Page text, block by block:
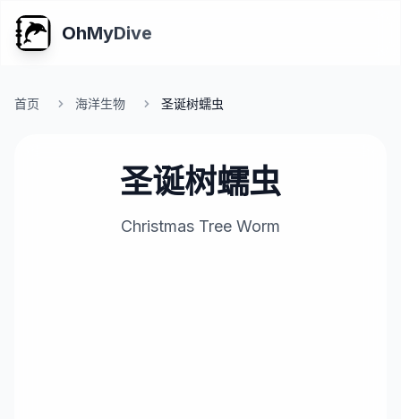
OhMyDive
首页 海洋生物 圣诞树蠕虫
圣诞树蠕虫
Christmas Tree Worm